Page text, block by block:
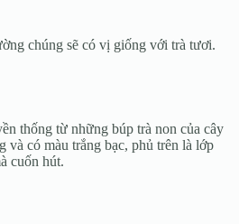
chúng sẽ có vị giống với trà tươi.
thống từ những búp trà non của cây
và có màu trắng bạc, phủ trên là lớp
cuốn hút.